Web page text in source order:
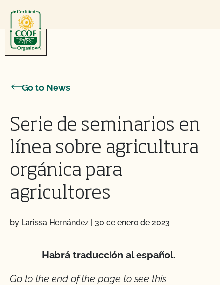
Go to News
Serie de seminarios en
línea sobre agricultura
orgánica para
agricultores
by Larissa Hernández | 30 de enero de 2023
Habrá traducción al español.
Go to the end of the page to see this